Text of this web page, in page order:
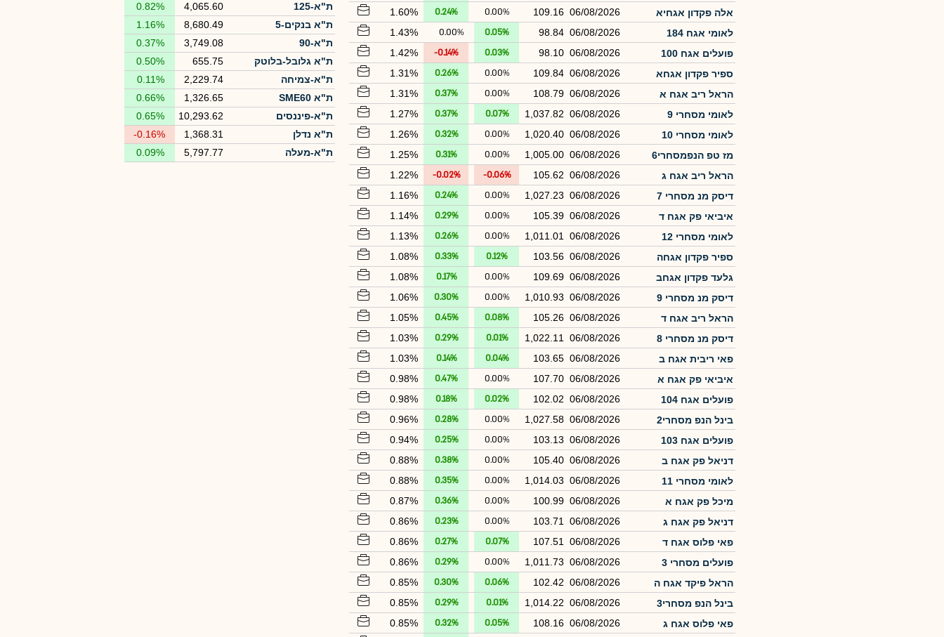
אלה פקדון אגחיא
06/08/2026
109.16
0.00%
0.24%
1.60%
לאומי אגח 184
06/08/2026
98.84
0.05%
0.00%
1.43%
פועלים אגח 100
06/08/2026
98.10
0.03%
-0.14%
1.42%
ספיר פקדון אגחא
06/08/2026
109.84
0.00%
0.26%
1.31%
הראל ריב אגח א
06/08/2026
108.79
0.00%
0.37%
1.31%
לאומי מסחרי 9
06/08/2026
1,037.82
0.07%
0.37%
1.27%
לאומי מסחרי 10
06/08/2026
1,020.40
0.00%
0.32%
1.26%
מז טפ הנפמסחרי6
06/08/2026
1,005.00
0.00%
0.31%
1.25%
הראל ריב אגח ג
06/08/2026
105.62
-0.06%
-0.02%
1.22%
דיסק מנ מסחרי 7
06/08/2026
1,027.23
0.00%
0.24%
1.16%
איביאי פק אגח ד
06/08/2026
105.39
0.00%
0.29%
1.14%
לאומי מסחרי 12
06/08/2026
1,011.01
0.00%
0.26%
1.13%
ספיר פקדון אגחה
06/08/2026
103.56
0.12%
0.33%
1.08%
גלעד פקדון אגחב
06/08/2026
109.69
0.00%
0.17%
1.08%
דיסק מנ מסחרי 9
06/08/2026
1,010.93
0.00%
0.30%
1.06%
הראל ריב אגח ד
06/08/2026
105.26
0.08%
0.45%
1.05%
דיסק מנ מסחרי 8
06/08/2026
1,022.11
0.01%
0.29%
1.03%
פאי ריבית אגח ב
06/08/2026
103.65
0.04%
0.14%
1.03%
איביאי פק אגח א
06/08/2026
107.70
0.00%
0.47%
0.98%
פועלים אגח 104
06/08/2026
102.02
0.02%
0.18%
0.98%
בינל הנפ מסחרי2
06/08/2026
1,027.58
0.00%
0.28%
0.96%
פועלים אגח 103
06/08/2026
103.13
0.00%
0.25%
0.94%
דניאל פק אגח ב
06/08/2026
105.40
0.00%
0.38%
0.88%
לאומי מסחרי 11
06/08/2026
1,014.03
0.00%
0.35%
0.88%
מיכל פק אגח א
06/08/2026
100.99
0.00%
0.36%
0.87%
דניאל פק אגח ג
06/08/2026
103.71
0.00%
0.23%
0.86%
פאי פלוס אגח ד
06/08/2026
107.51
0.07%
0.27%
0.86%
פועלים מסחרי 3
06/08/2026
1,011.73
0.00%
0.29%
0.86%
הראל פיקד אגח ה
06/08/2026
102.42
0.06%
0.30%
0.85%
בינל הנפ מסחרי3
06/08/2026
1,014.22
0.01%
0.29%
0.85%
פאי פלוס אגח ג
06/08/2026
108.16
0.05%
0.32%
0.85%
ת"א-125
4,065.60
0.82%
ת"א בנקים-5
8,680.49
1.16%
ת"א-90
3,749.08
0.37%
ת"א גלובל-בלוטק
655.75
0.50%
ת"א-צמיחה
2,229.74
0.11%
ת"א SME60
1,326.65
0.66%
ת"א-פיננסים
10,293.62
0.65%
ת"א נדלן
1,368.31
-0.16%
ת"א-מעלה
5,797.77
0.09%